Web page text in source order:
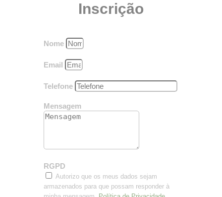
Inscrição
Nome
Email
Telefone
Mensagem
RGPD
Autorizo que os meus dados sejam
armazenados para que possam responder à